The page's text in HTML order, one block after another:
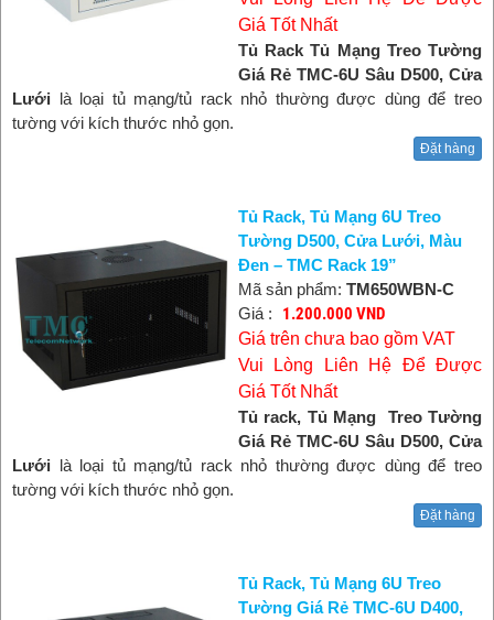
Giá Tốt Nhất
Tủ Rack Tủ Mạng Treo Tường
Giá Rẻ TMC-6U Sâu D500, Cửa
Lưới là loại tủ mạng/tủ rack nhỏ thường được dùng để treo
tường với kích thước nhỏ gọn.
Đặt hàng
Tủ Rack, Tủ Mạng 6U Treo
Tường D500, Cửa Lưới, Màu
Đen – TMC Rack 19”
Mã sản phẩm: TM650WBN-C
Giá :
1.200.000 VND
Giá trên chưa bao gồm VAT
Vui Lòng Liên Hệ Để Được
Giá Tốt Nhất
Tủ rack, Tủ Mạng Treo Tường
Giá Rẻ TMC-6U Sâu D500, Cửa
Lưới là loại tủ mạng/tủ rack nhỏ thường được dùng để treo
tường với kích thước nhỏ gọn.
Đặt hàng
Tủ Rack, Tủ Mạng 6U Treo
Tường Giá Rẻ TMC-6U D400,